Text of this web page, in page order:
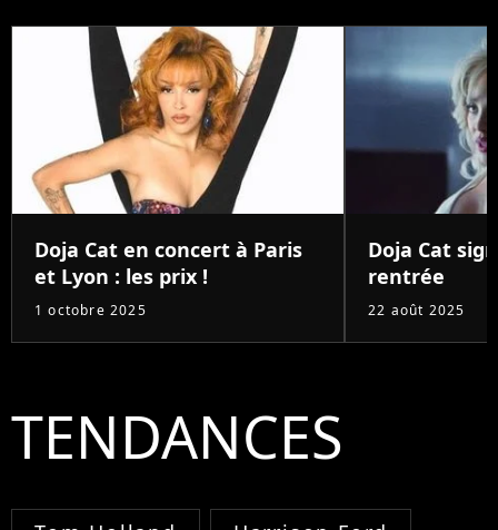
Doja Cat en concert à Paris
et Lyon : les prix !
1 octobre 2025
Doja Cat
rentrée
22 août 2025
TENDANCES